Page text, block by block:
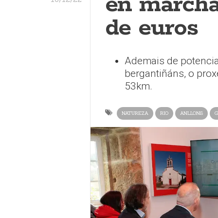
de euros
Ademais de
bergantiñáns, o
53km.
NATUREZA RIO ANLLONS